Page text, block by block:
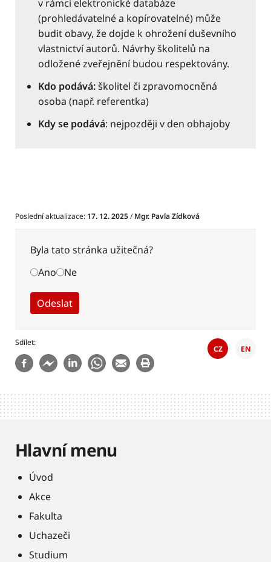
v rámci elektronické databáze
(prohledávatelné a kopírovatelné) může
budit obavy, že dojde k ohrožení duševního
vlastnictví autorů. Návrhy školitelů na
odložené zveřejnění budou respektovány.
Kdo podává:školitel či zpravomocněná
osoba (např. referentka)
Kdy se podává: nejpozději v den obhajoby
Poslední aktualizace: 17. 12. 2025/Mgr. Pavla Zídková
Byla tato stránka užitečná?
Ano
Ne
Sdílet
CZ EN
Hlavní menu
Úvod
Akce
Fakulta
Uchazeči
Studium